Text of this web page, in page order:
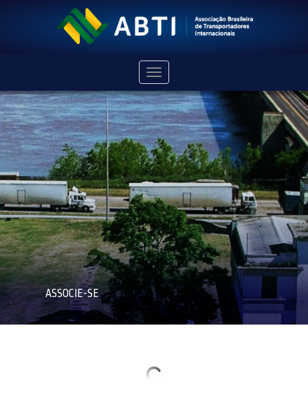
Navegação
ASSOCIE-SE